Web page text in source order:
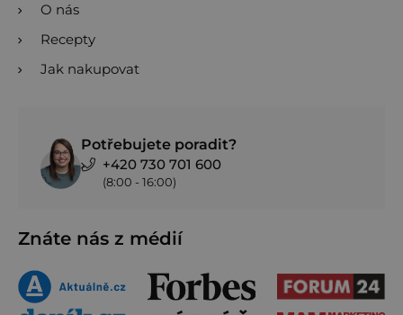
O nás
Recepty
Jak nakupovat
Potřebujete poradit?
+420 730 701 600
(8:00 - 16:00)
Znáte nás z médií